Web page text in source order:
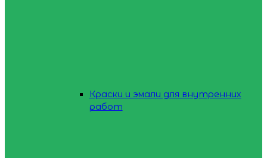
Краски и эмали для внутренних
работ